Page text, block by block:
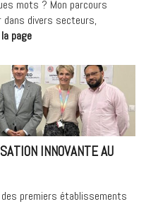
mots ? Mon parcours
dans divers secteurs,
page« Portrait
Samia
ASKRATNI
–
Médipôle
Hôpital
Privé »
INNOVANTE AU
des premiers établissements